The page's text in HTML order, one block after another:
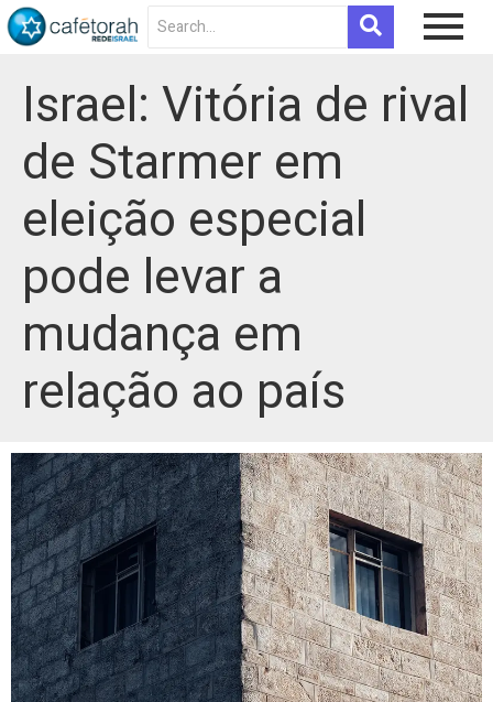
Israel: Vitória de rival
de Starmer em
eleição especial
pode levar a
mudança em
relação ao país